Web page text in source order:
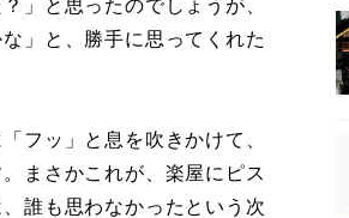
」と思ったのでしょうが、
」と、勝手に思ってくれた
フッ」と息を吹きかけて、
まさかこれが、楽屋にピス
誰も思わなかったという次